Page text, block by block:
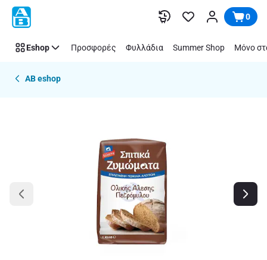
Παράλειψη 0
Eshop Προσφορές Φυλλάδια Summer Shop Μόνο
AB eshop